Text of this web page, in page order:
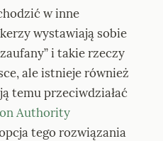
w inne
wystawiają sobie
i takie rzeczy
ale istnieje również
temu przeciwdziałać
Authority
tego rozwiązania